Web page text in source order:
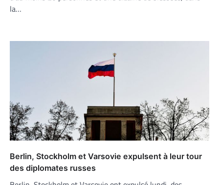
la…
Berlin, Stockholm et Varsovie expulsent à leur tour
des diplomates russes